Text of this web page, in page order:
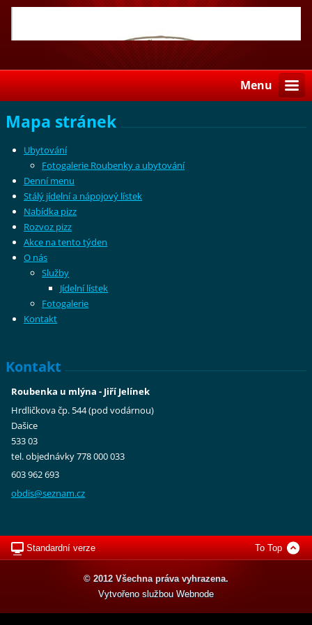
Menu
Mapa stránek
Ubytování
Fotogalerie Roubenky a ubytování
Denní menu
Stálý jídelní a nápojový lístek
Nabídka pizz
Rozvoz pizz
Akce na tento týden
O nás
Služby
Jídelní lístek
Fotogalerie
Kontakt
Kontakt
Roubenka u mlýna - Jiří Jelínek
Hrdličkova čp. 544 (pod vodárnou)
Dašice
533 03
tel. objednávky 778 000 033
603 962 693
obdis@seznam.cz
Standardní verze To Top
© 2012 Všechna práva vyhrazena.
Vytvořeno službou Webnode